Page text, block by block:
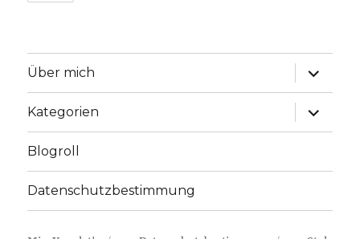
Über mich
öffnen
Kategorien
öffnen
Blogroll
Datenschutzbestimmung